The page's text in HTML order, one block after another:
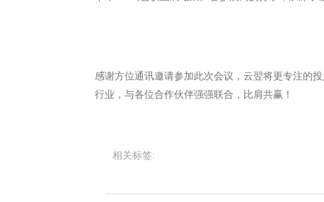
感谢方位通讯邀请参加此次会议，云翌将更专注的
行业，与各位合作伙伴强强联合，比肩共赢！
相关标签: